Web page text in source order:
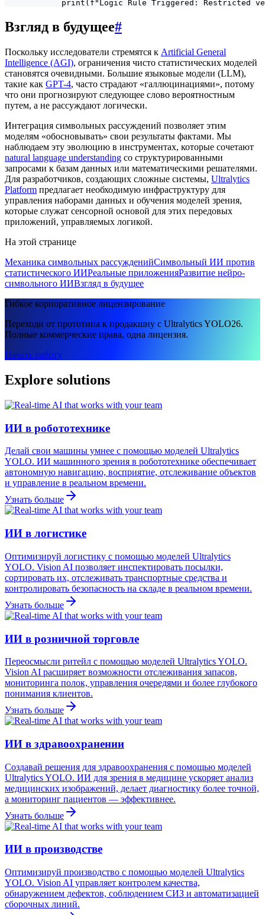
print(f"Logic Rule Triggered: Restricted
Взгляд в будущее#
Поскольку исследователи стремятся к Artificial General
Intelligence (AGI), ограничения чисто статистических моделей
становятся очевидными. Большие языковые модели (LLM),
такие как GPT-4, часто страдают «галлюцинациями», потому
что они прогнозируют следующее слово вероятностным
путем, а не рассуждают логически.
Интеграция символьных рассуждений позволяет этим
моделям «обосновывать» свои результаты фактами. Мы
наблюдаем эту эволюцию в инструментах, которые сочетают
natural language understanding со структурированными
запросами к базам данных или математическими решателями.
Для разработчиков, создающих сложные системы, Ultralytics
Platform предлагает необходимую инфраструктуру для
управления наборами данных и обучения моделей зрения,
которые служат сенсорной основой для этих передовых
приложений, управляемых логикой.
На этой странице
Механика символьных рассужденийСимвольный ИИ против
статистического ИИРеальные приложенияРазвитие нейро-
символьного ИИВзгляд в будущее
Гибкое корпоративное лицензирование
Переходи от прототипа к продакшну с Ultralytics YOLO26.
Полные коммерческие права, одна лицензия.
Начать работу
Explore solutions
ИИ в робототехнике
Делай свои машины умнее с помощью моделей Ultralytics
YOLO. ИИ машинного зрения в робототехнике обеспечивает
автономную навигацию, восприятие, отслеживание объектов
и управление в реальном времени.
Узнать больше
ИИ в логистике
Оптимизируй логистику с помощью моделей Ultralytics
YOLO. Vision AI позволяет инспектировать посылки,
сортировать их, отслеживать транспортные средства и
контролировать безопасность на складе в реальном времени.
Узнать больше
ИИ в розничной торговле
Переосмысли ритейл с помощью моделей Ultralytics YOLO.
Vision AI расширяет возможности отслеживания запасов,
мониторинга полок, управления очередями и более глубокого
понимания клиентов.
Узнать больше
ИИ в здравоохранении
Создавай решения для здравоохранения с помощью моделей
Ultralytics YOLO. ИИ для зрения в медицине ускоряет анализ
медицинских изображений, делает диагностику более точной,
а мониторинг пациентов — эффективнее.
Узнать больше
ИИ в производстве
Оптимизируй производство с помощью моделей Ultralytics
YOLO. Vision AI управляет контролем качества,
обнаружением дефектов, соблюдением СИЗ и автоматизацией
сборочных линий.